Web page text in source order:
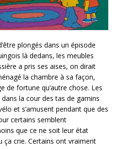
plongés dans un épisode
là dedans, les meubles
a pris ses aises, on dirait
la chambre à sa façon,
de fortune qu’autre chose. Les
la cour des tas de gamins
et s’amusent pendant que des
certains semblent
que ce ne soit leur état
crie. Certains ont vraiment